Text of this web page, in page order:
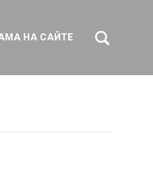
НА САЙТЕ